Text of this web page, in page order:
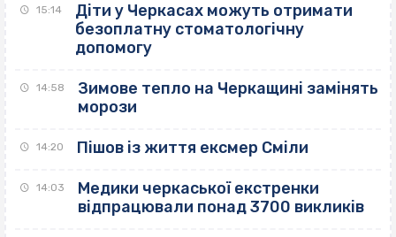
15:14
Діти у Черкасах можуть отримати
безоплатну стоматологічну
допомогу
14:58
Зимове тепло на Черкащині замінять
морози
14:20 Пішов із життя ексмер Сміли
14:03
Медики черкаської екстренки
відпрацювали понад 3700 викликів